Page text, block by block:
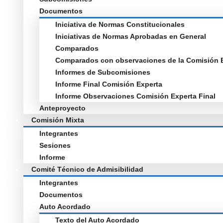
Documentos
Iniciativa de Normas Constitucionales
Iniciativas de Normas Aprobadas en General
Comparados
Comparados con observaciones de la Comisión
Informes de Subcomisiones
Informe Final Comisión Experta
Informe Observaciones Comisión Experta Final
Anteproyecto
Comisión Mixta
Integrantes
Sesiones
Informe
Comité Técnico de Admisibilidad
Integrantes
Documentos
Auto Acordado
Texto del Auto Acordado